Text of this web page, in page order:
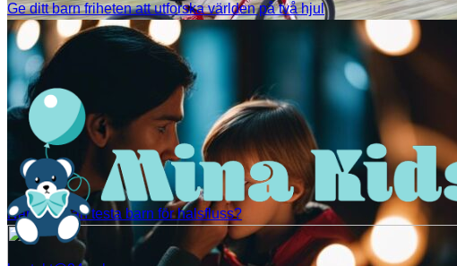
Ge ditt barn friheten att utforska världen på två hjul
När ska man testa barn för halsfluss?